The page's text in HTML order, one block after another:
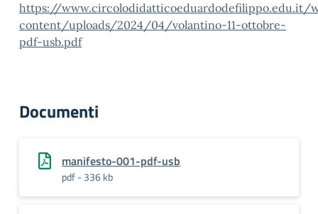
https://www.circolodidatticoeduardodefilippo.edu.it/
content/uploads/2024/04/volantino-11-ottobre-
pdf-usb.pdf
Documenti
manifesto-001-pdf-usb
pdf - 336 kb